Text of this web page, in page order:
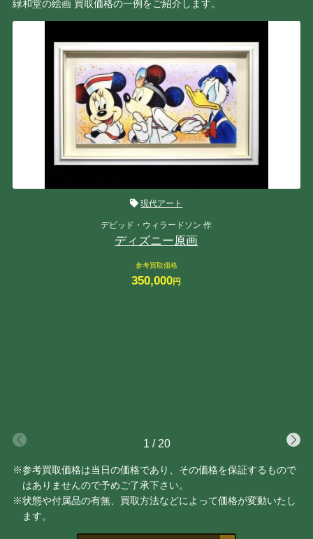
緑和堂の絵画 買取価格の一例をご紹介します。
現代アート
デビッド・ウィラードソン 作
ディズニー原画
参考買取価格
350,000円
1 / 20
※参考買取価格は当日の価格であり、その価格を保証するもので
はありませんので予めご了承下さい。
※状態や付属品の有無、買取方法などによって価格が変動いたし
ます。